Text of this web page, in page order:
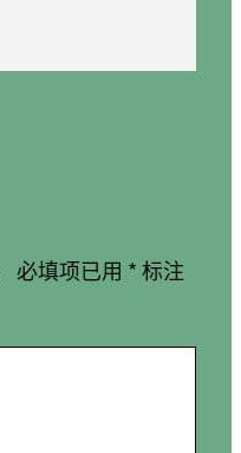
必填项已用 *标注